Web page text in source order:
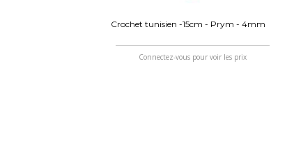
Crochet tunisien -15cm - Prym - 4mm
Connectez-vous pour voir les prix